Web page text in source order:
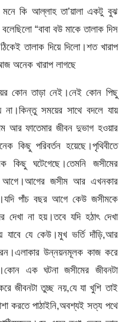
মনে কি আল্লাহ তা’য়ালা একটু বুঝ
“বাবা বউ মাকে তালাক দিস
তালাক দিয়ে দিলো।শত খারাপ
অনেক খারাপ লাগছে
কোন তাড়া নেই।নেই কোন পিছু
সময়ের সাথে বদলে যায়
আর ফাতেমার জীবন দুভাগ হওয়ার
কিছু পরিবর্তন হয়েছে।পৃথিবীতে
ঘটেগেছে।তেমনি জসীমের
আগে।আগের জসীম আর এখনকার
পাঁচ বছর আগে কেউ জসীমকে
না হয়।তবে যদি হঠাৎ দেখা
যাবে যে কেউ।মুখ ভর্তি দাঁড়ি,আর
উন্নয়নমূলক কাজ করে
এক ঘটনা জসীমের জীবনটা
জীবনটা তুচ্ছ নয়,যে যা খুশি তাই
করতে পাঠাইনি,অবশ্যই সত্য পথে